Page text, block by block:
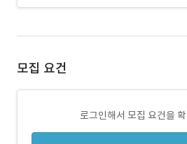
모집 요건
로그인해서 모집 요건을